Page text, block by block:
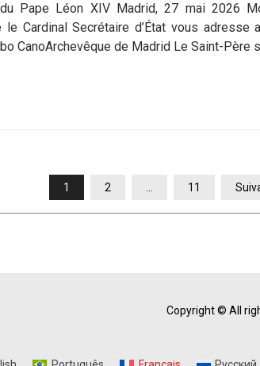
Pape Léon XIV Madrid, 27 mai 2026
le Cardinal Secrétaire d’État vous
CanoArchevêque de Madrid Le Saint-Père
1 2 11
Copyright © All